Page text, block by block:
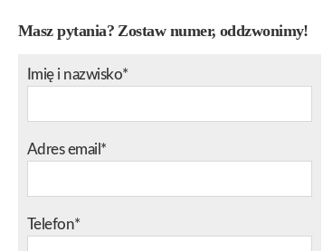
Masz pytania? Zostaw numer, oddzwonimy!
Imię i nazwisko*
Adres email*
Telefon*